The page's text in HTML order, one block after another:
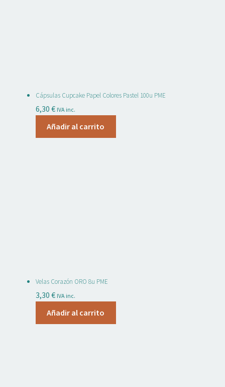
Cápsulas Cupcake Papel Colores Pastel 100u PME
6,30 € IVA inc.
Añadir al carrito
Velas Corazón ORO 8u PME
3,30 € IVA inc.
Añadir al carrito